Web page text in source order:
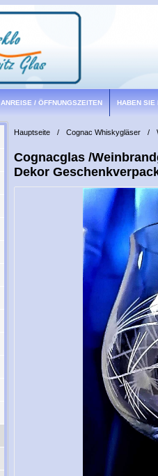
ANREISE / ÖFFNUNGSZEITEN HABEN SIE
Hauptseite / Cognac Whiskygläser /
Cognacglas /
Dekor